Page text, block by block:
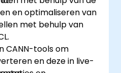
en optimaliseren van
met behulp van
CANN-tools om
en deze in live-